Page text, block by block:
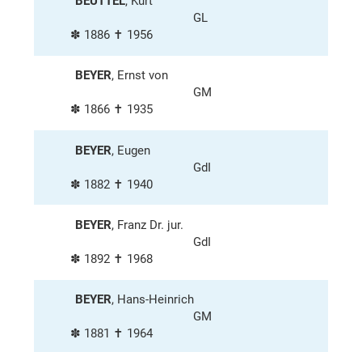
GL
✽ 1886 ✝ 1956
BEYER, Ernst von
GM
✽ 1866 ✝ 1935
BEYER, Eugen
GdI
✽ 1882 ✝ 1940
BEYER, Franz Dr. jur.
GdI
✽ 1892 ✝ 1968
BEYER, Hans-Heinrich
GM
✽ 1881 ✝ 1964